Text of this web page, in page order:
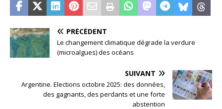
PRÉCÉDENT
Le changement climatique dégrade la verdure
(microalgues) des océans
SUIVANT
Argentine. Elections octobre 2025: des données,
des gagnants, des perdants et une forte
abstention